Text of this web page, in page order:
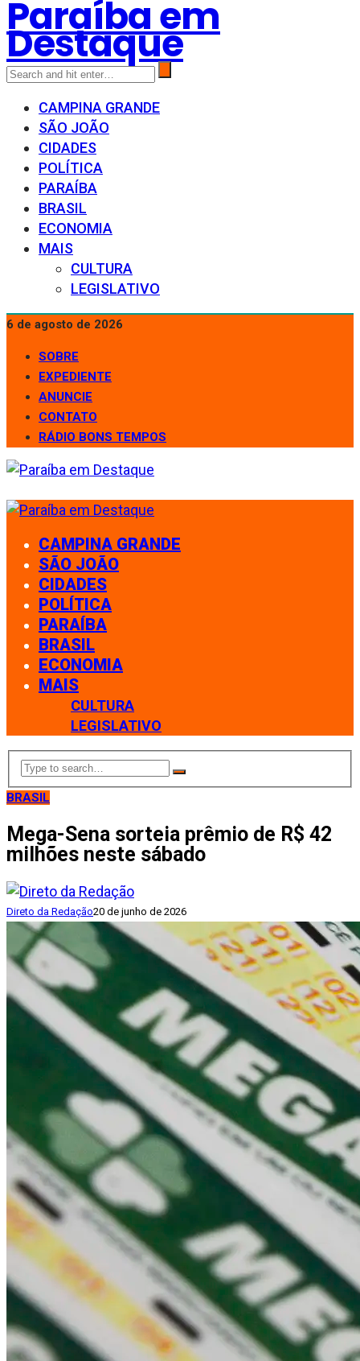
Paraíba em
Destaque
CAMPINA GRANDE
SÃO JOÃO
CIDADES
POLÍTICA
PARAÍBA
BRASIL
ECONOMIA
MAIS
CULTURA
LEGISLATIVO
6 de agosto de 2026
SOBRE
EXPEDIENTE
ANUNCIE
CONTATO
RÁDIO BONS TEMPOS
CAMPINA GRANDE
SÃO JOÃO
CIDADES
POLÍTICA
PARAÍBA
BRASIL
ECONOMIA
MAIS
CULTURA
LEGISLATIVO
BRASIL
Mega-Sena sorteia prêmio de R$ 42
milhões neste sábado
Direto da Redação20 de junho de 2026